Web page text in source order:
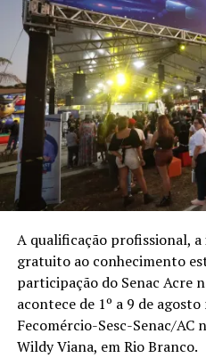
“O polo moveleiro do Juruá
da indústria acreana. A
resultados durante a
nos meses seguintes, já que
grande vitrine e continua
negócios muito além do
Texto: Whilley Araújo /
Assessoria FIEAC
Compartilhe isso:
X
A qualificação profissional, a
gratuito ao conhecimento
participação do Senac Acre
acontece de 1º a 9 de
Fecomércio-Sesc-Senac/AC
Wildy Viana, em Rio Branco.